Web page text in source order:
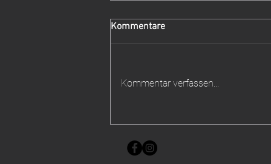
mitgenommen?
Kommentare
Kommentar verfassen...